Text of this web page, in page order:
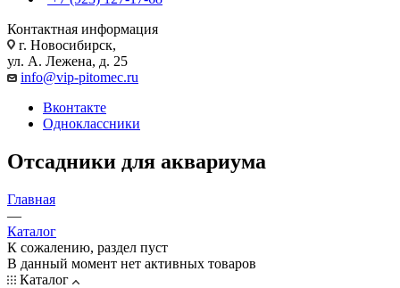
Контактная информация
г. Новосибирск,
ул. А. Лежена, д. 25
info@vip-pitomec.ru
Вконтакте
Одноклассники
Отсадники для аквариума
Главная
—
Каталог
К сожалению, раздел пуст
В данный момент нет активных товаров
Каталог